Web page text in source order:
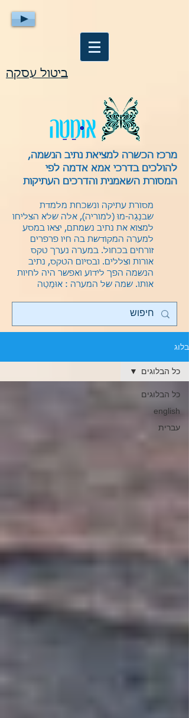
ביטול עסקה
מרכז הכשרה למציאת נתיב הנשמה,
להולכים בדרכי אמא אדמה לפי
המסורת השאמנית והדרכים העתיקות
מסורת עתיקה ונשכחת מלמדת
שבנַגַה-מוּ (למוריה), אלה שלא הצליחו
למצוא את נתיב נשמתם, יצאו במסע
למערה המקודשת בה חיו פרפרים
זורחים בכחול. במערה נערך טקס
אורות וצללים. ובסיום הטקס, נתיב
הנשמה הפך לידוע ואפשר היה לחיות
אותו. שמה של המערה : אוּמַטַה
בלוג
כל הבלוגים
english
עברית
כל הבלוגים